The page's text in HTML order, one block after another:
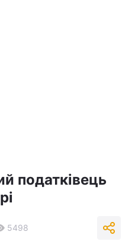
податківець
5498